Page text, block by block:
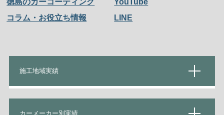
徳島のカーコーティング
コラム・お役立ち情報
YouTube
LINE
施工地域実績
カーメーカー別実績